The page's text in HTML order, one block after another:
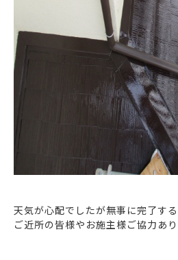
天気が心配でしたが無事に完了する
ご近所の皆様やお施主様ご協力あ